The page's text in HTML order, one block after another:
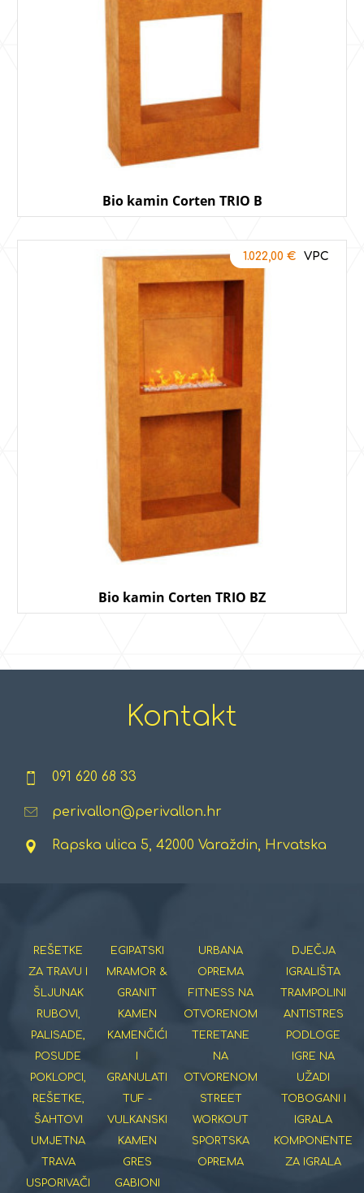
Bio kamin Corten TRIO B
Bio kamin Corten TRIO BZ
1.022,00 €
Kontakt
091 620 68 33
perivallon@perivallon.hr
Rapska ulica 5, 42000 Varaždin, Hrvatska
REŠETKE
ZA TRAVU I
ŠLJUNAK
RUBOVI,
PALISADE,
POSUDE
POKLOPCI,
REŠETKE,
ŠAHTOVI
UMJETNA
TRAVA
USPORIVAČI
EGIPATSKI
MRAMOR &
GRANIT
KAMEN
KAMENČIĆI
I
GRANULATI
TUF -
VULKANSKI
KAMEN
GRES
GABIONI
URBANA
OPREMA
FITNESS NA
OTVORENOM
TERETANE
NA
OTVORENOM
STREET
WORKOUT
SPORTSKA
OPREMA
DJEČJA
IGRALIŠTA
TRAMPOLINI
ANTISTRES
PODLOGE
IGRE NA
UŽADI
TOBOGANI I
IGRALA
KOMPONENTE
ZA IGRALA